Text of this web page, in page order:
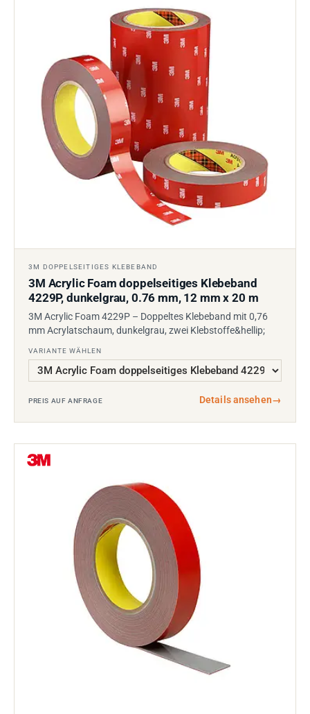
3M DOPPELSEITIGES KLEBEBAND
3M Acrylic Foam doppelseitiges Klebeband
4229P, dunkelgrau, 0.76 mm, 12 mm x 20 m
3M Acrylic Foam 4229P – Doppeltes Klebeband mit 0,76
mm Acrylatschaum, dunkelgrau, zwei Klebstoffe&hellip;
VARIANTE WÄHLEN
PREIS AUF ANFRAGE Details ansehen→